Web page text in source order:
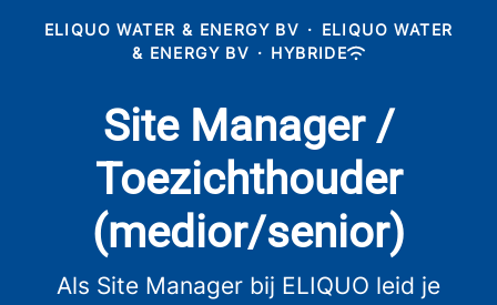
ELIQUO WATER & ENERGY BV · ELIQUO WATER
& ENERGY BV · HYBRIDE
Site Manager /
Toezichthouder
(medior/senior)
Als Site Manager bij ELIQUO leid je